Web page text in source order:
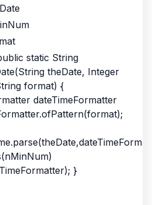
static String
theDate, Integer
format) {
dateTimeFormatter
}